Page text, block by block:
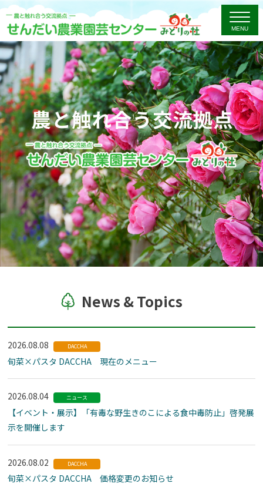
News & Topics
2026.08.08 DACCHA
旬菜×パスタ DACCHA 現在のメニュー
2026.08.04 ニュース
【イベント・展示】「有毒な野生きのこによる食中毒防止」啓発展
示を開催します
2026.08.02 DACCHA
旬菜×パスタ DACCHA 価格変更のお知らせ